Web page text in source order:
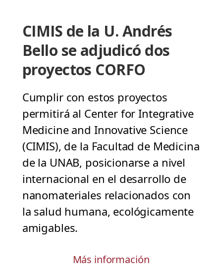
CIMIS de la U. Andrés
Bello se adjudicó dos
proyectos CORFO
Cumplir con estos proyectos
permitirá al Center for Integrative
Medicine and Innovative Science
(CIMIS), de la Facultad de Medicina
de la UNAB, posicionarse a nivel
internacional en el desarrollo de
nanomateriales relacionados con
la salud humana, ecológicamente
amigables.
Más información